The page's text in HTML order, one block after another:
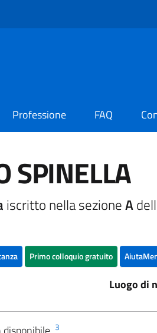
Professione FAQ
SPINELLA
iscritto nella sezioneA
Primo colloquio gratuito
Luogo di
3